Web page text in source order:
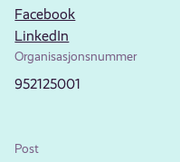
Facebook
LinkedIn
Organisasjonsnummer
952125001
Post